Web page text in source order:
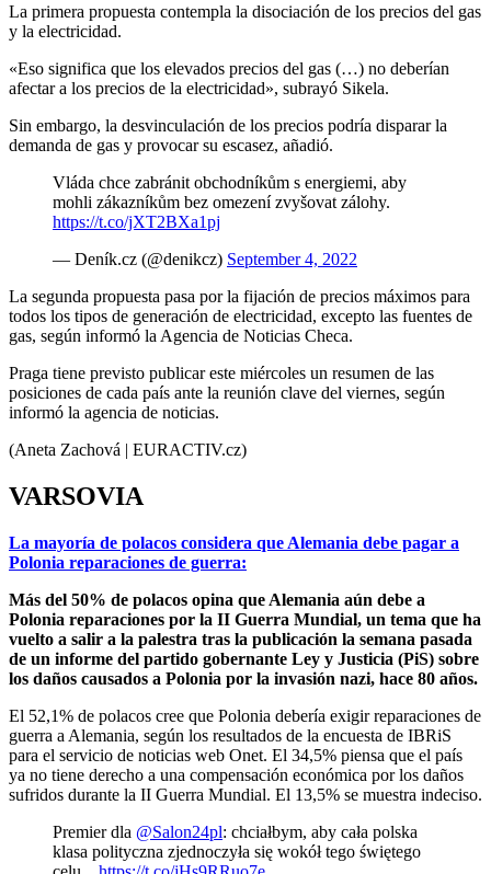
La primera propuesta contempla la disociación de los precios del gas
y la electricidad.
«Eso significa que los elevados precios del gas (…) no deberían
afectar a los precios de la electricidad», subrayó Sikela.
Sin embargo, la desvinculación de los precios podría disparar la
demanda de gas y provocar su escasez, añadió.
Vláda chce zabránit obchodníkům s energiemi, aby
mohli zákazníkům bez omezení zvyšovat zálohy.
https://t.co/jXT2BXa1pj
— Deník.cz (@denikcz) September 4, 2022
La segunda propuesta pasa por la fijación de precios máximos para
todos los tipos de generación de electricidad, excepto las fuentes de
gas, según informó la Agencia de Noticias Checa.
Praga tiene previsto publicar este miércoles un resumen de las
posiciones de cada país ante la reunión clave del viernes, según
informó la agencia de noticias.
(Aneta Zachová | EURACTIV.cz)
VARSOVIA
La mayoría de polacos considera que Alemania debe pagar a
Polonia reparaciones de guerra:
Más del 50% de polacos opina que Alemania aún debe a
Polonia reparaciones por la II Guerra Mundial, un tema que ha
vuelto a salir a la palestra tras la publicación la semana pasada
de un informe del partido gobernante Ley y Justicia (PiS) sobre
los daños causados a Polonia por la invasión nazi, hace 80 años.
El 52,1% de polacos cree que Polonia debería exigir reparaciones de
guerra a Alemania, según los resultados de la encuesta de IBRiS
para el servicio de noticias web Onet. El 34,5% piensa que el país
ya no tiene derecho a una compensación económica por los daños
sufridos durante la II Guerra Mundial. El 13,5% se muestra indeciso.
Premier dla @Salon24pl: chciałbym, aby cała polska
klasa polityczna zjednoczyła się wokół tego świętego